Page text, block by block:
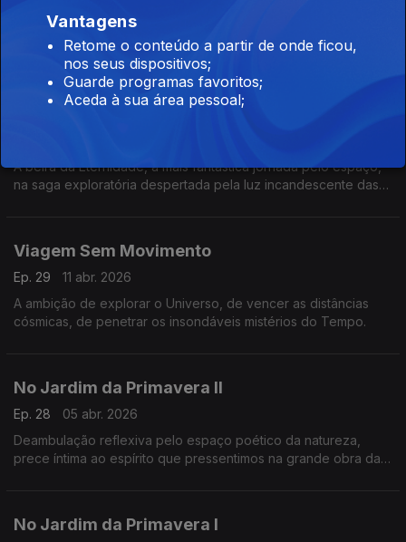
Embrião primordial para a construção do som, para a visão e
compreensão do Universo, perfeição absoluta e inatingível.
Nos Confins do Universo
À beira da Eternidade, a mais fantástica jornada pelo espaço,
na saga exploratória despertada pela luz incandescente das
Viagem Sem Movimento
Ep. 29
11 abr. 2026
A ambição de explorar o Universo, de vencer as distâncias
cósmicas, de penetrar os insondáveis mistérios do Tempo.
No Jardim da Primavera II
Ep. 28
05 abr. 2026
Deambulação reflexiva pelo espaço poético da natureza,
prece íntima ao espírito que pressentimos na grande obra da
No Jardim da Primavera I
Vantagens
Retome o conteúdo a partir de onde ficou,
nos seus dispositivos;
Guarde programas favoritos;
Aceda à sua área pessoal;